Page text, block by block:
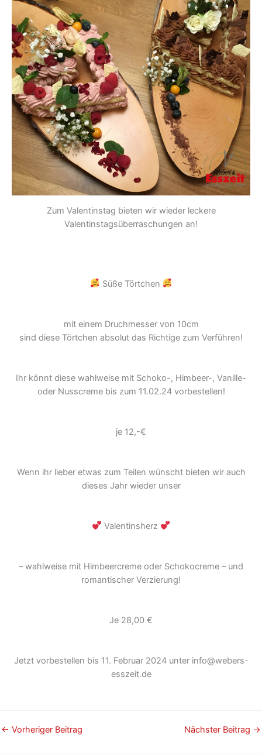
Zum Valentinstag bieten wir wieder leckere
Valentinstagsüberraschungen an!
Süße Törtchen
mit einem Druchmesser von 10cm
sind diese Törtchen absolut das Richtige zum Verführen!
Ihr könnt diese wahlweise mit Schoko-, Himbeer-, Vanille-
oder Nusscreme bis zum 11.02.24 vorbestellen!
je 12,-€
Wenn ihr lieber etwas zum Teilen wünscht bieten wir auch
dieses Jahr wieder unser
Valentinsherz
– wahlweise mit Himbeercreme oder Schokocreme – und
romantischer Verzierung!
Je 28,00 €
Jetzt vorbestellen bis 11. Februar 2024 unter info@webers-
esszeit.de
← Vorheriger Beitrag Nächster Beitrag →